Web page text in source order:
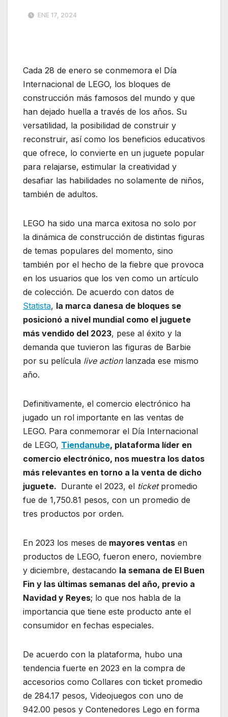
ENE 17, 2024
Cada 28 de enero se conmemora el Día
Internacional de LEGO, los bloques de
construcción más famosos del mundo y que
han dejado huella a través de los años. Su
versatilidad, la posibilidad de construir y
reconstruir, así como los beneficios educativos
que ofrece, lo convierte en un juguete popular
para relajarse, estimular la creatividad y
desafiar las habilidades no solamente de niños,
también de adultos.
LEGO ha sido una marca exitosa no solo por
la dinámica de construcción de distintas figuras
de temas populares del momento, sino
también por el hecho de la fiebre que provoca
en los usuarios que los ven como un artículo
de colección. De acuerdo con datos de
Statista, la marca danesa de bloques se
posicionó a nivel mundial como el juguete
más vendido del 2023, pese al éxito y la
demanda que tuvieron las figuras de Barbie
por su película live actionlanzada ese mismo
año.
Definitivamente, el comercio electrónico ha
jugado un rol importante en las ventas de
LEGO. Para conmemorar el Día Internacional
de LEGO, Tiendanube, plataforma líder en
comercio electrónico, nos muestra los datos
más relevantes en torno a la venta de dicho
juguete. Durante el 2023, el ticketpromedio
fue de 1,750.81 pesos, con un promedio de
tres productos por orden.
En 2023 los meses de mayores ventas en
productos de LEGO, fueron enero, noviembre
y diciembre, destacando la semana de El Buen
Fin y las últimas semanas del año, previo a
Navidad y Reyes; lo que nos habla de la
importancia que tiene este producto ante el
consumidor en fechas especiales.
De acuerdo con la plataforma, hubo una
tendencia fuerte en 2023 en la compra de
accesorios como Collares con ticket promedio
de 284.17 pesos, Videojuegos con uno de
942.00 pesos y Contenedores Lego en forma